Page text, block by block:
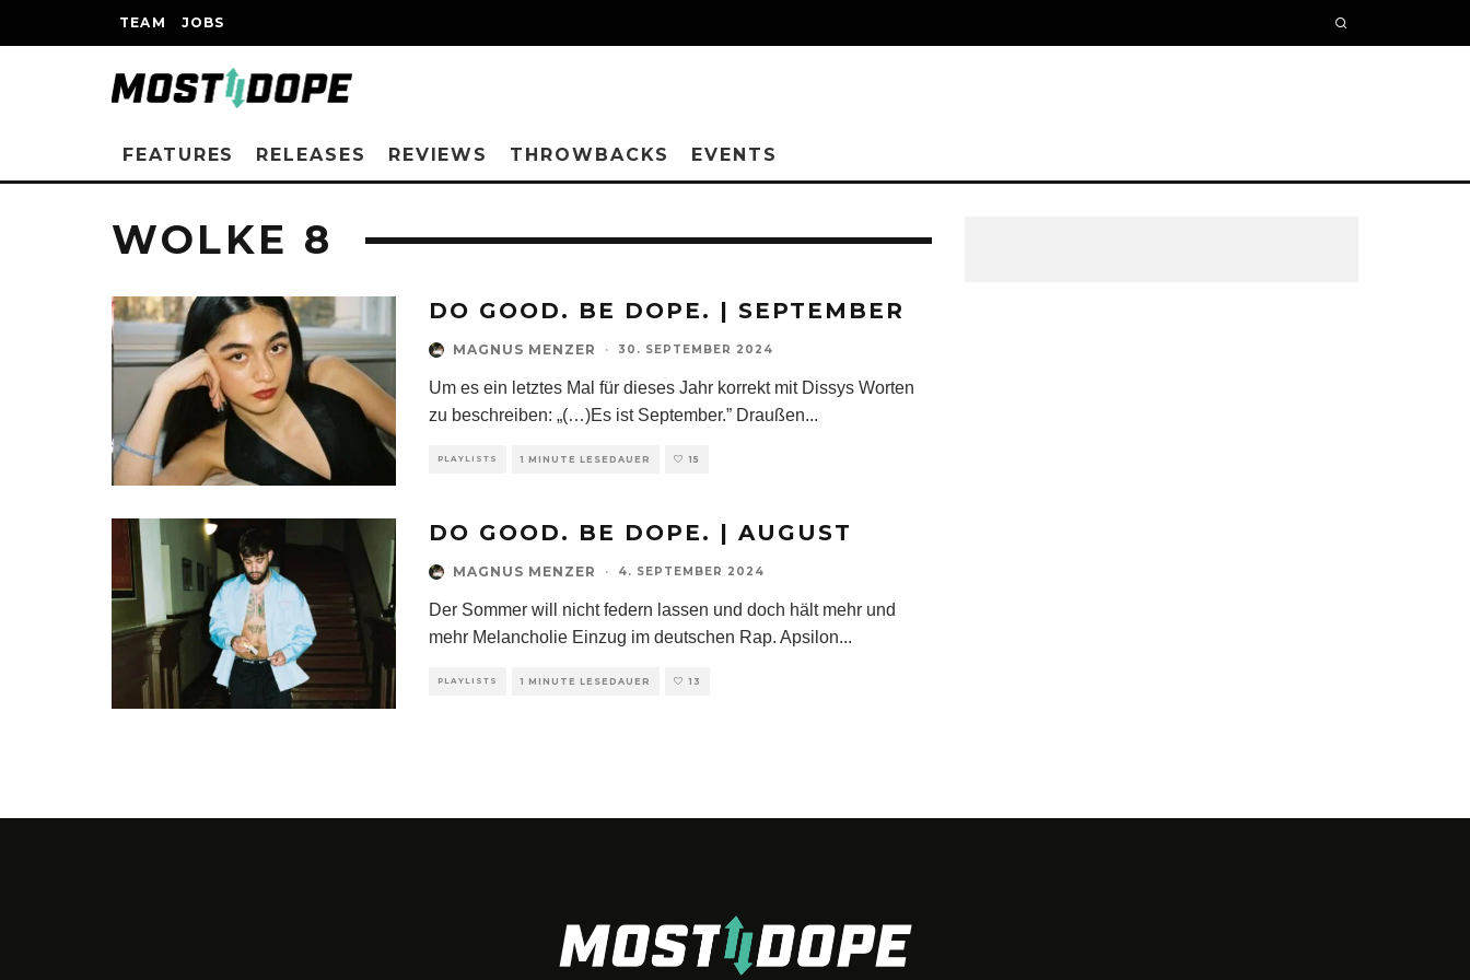
TEAM JOBS
FEATURES RELEASES REVIEWS THROWBACKS EVENTS
WOLKE 8
DO GOOD. BE DOPE. | SEPTEMBER
MAGNUS MENZER · 30. SEPTEMBER 2024
Um es ein letztes Mal für dieses Jahr korrekt mit Dissys Worten
zu beschreiben: „(…)Es ist September.” Draußen...
PLAYLISTS 1 MINUTE LESEDAUER 15
DO GOOD. BE DOPE. | AUGUST
MAGNUS MENZER · 4. SEPTEMBER 2024
Der Sommer will nicht federn lassen und doch hält mehr und
mehr Melancholie Einzug im deutschen Rap. Apsilon...
PLAYLISTS 1 MINUTE LESEDAUER 13